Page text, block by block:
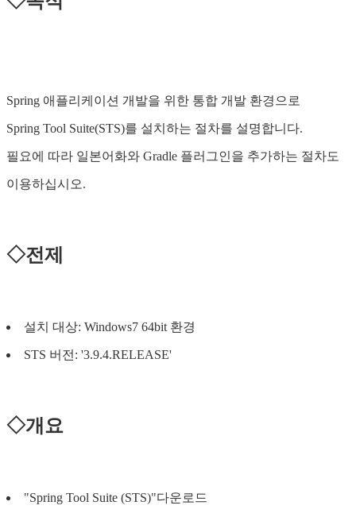
Spring 애플리케이션 개발을 위한 통합 개발 환경으로
Spring Tool Suite(STS)를 설치하는 절차를 설명합니다.
필요에 따라 일본어화와 Gradle 플러그인을 추가하는 절차도
이용하십시오.
◇전제
설치 대상: Windows7 64bit 환경
STS 버전: '3.9.4.RELEASE'
◇개요
"Spring Tool Suite (STS)"다운로드